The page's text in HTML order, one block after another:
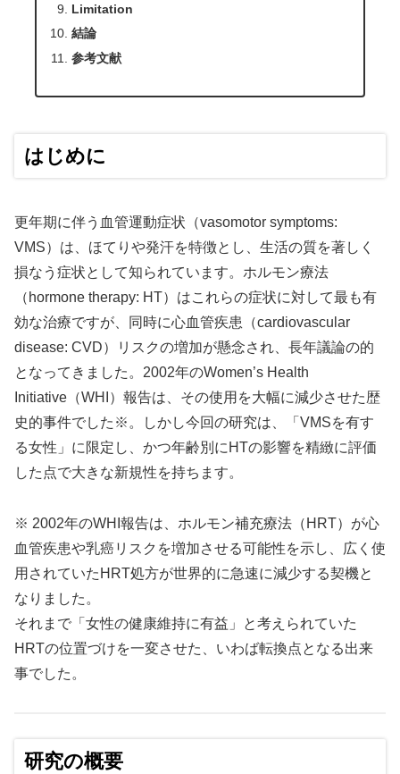
Limitation
結論
参考文献
はじめに
更年期に伴う血管運動症状（vasomotor symptoms:
VMS）は、ほてりや発汗を特徴とし、生活の質を著しく
損なう症状として知られています。ホルモン療法
（hormone therapy: HT）はこれらの症状に対して最も有
効な治療ですが、同時に心血管疾患（cardiovascular
disease: CVD）リスクの増加が懸念され、長年議論の的
となってきました。2002年のWomen’s Health
Initiative（WHI）報告は、その使用を大幅に減少させた歴
史的事件でした※。しかし今回の研究は、「VMSを有す
る女性」に限定し、かつ年齢別にHTの影響を精緻に評価
した点で大きな新規性を持ちます。
※ 2002年のWHI報告は、ホルモン補充療法（HRT）が心
血管疾患や乳癌リスクを増加させる可能性を示し、広く使
用されていたHRT処方が世界的に急速に減少する契機と
なりました。
それまで「女性の健康維持に有益」と考えられていた
HRTの位置づけを一変させた、いわば転換点となる出来
事でした。
研究の概要